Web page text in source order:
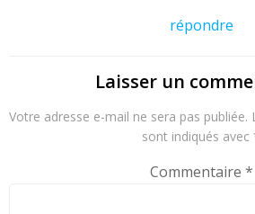
répondre
Laisser un
Votre adresse e-mail ne sera pas publiée.
sont indiqués avec
Commentaire *